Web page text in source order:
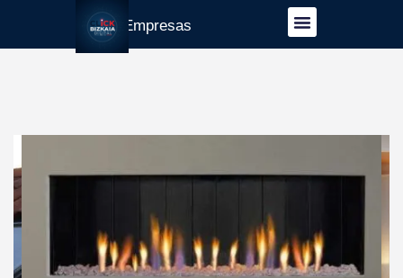
Guía Empresas